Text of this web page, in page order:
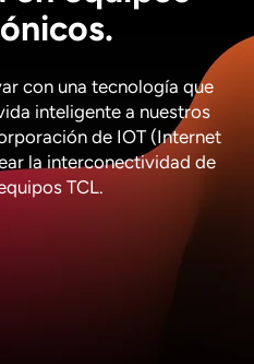
con una tecnología que
inteligente a nuestros
de IOT (Internet
la interconectividad de
TCL.